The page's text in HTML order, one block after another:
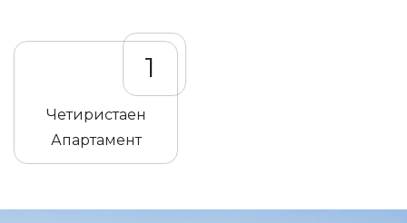
1
Четиристаен
Апартамент